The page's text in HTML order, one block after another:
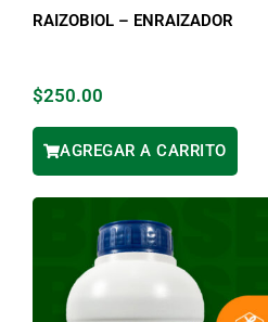
RAIZOBIOL – ENRAIZADOR
$250.00
AGREGAR A CARRITO